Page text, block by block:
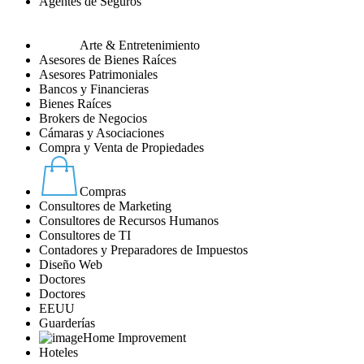
Arte & Entretenimiento
Asesores de Bienes Raíces
Asesores Patrimoniales
Bancos y Financieras
Bienes Raíces
Brokers de Negocios
Cámaras y Asociaciones
Compra y Venta de Propiedades
Compras
Consultores de Marketing
Consultores de Recursos Humanos
Consultores de TI
Contadores y Preparadores de Impuestos
Diseño Web
Doctores
Doctores
EEUU
Guarderías
Home Improvement
Hoteles